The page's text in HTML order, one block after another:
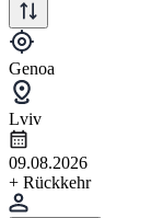
Genoa
Lviv
09.08.2026
+ Rückkehr